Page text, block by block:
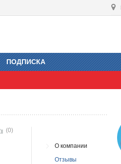
ПОДПИСКА
О компании
Отзывы
(0)